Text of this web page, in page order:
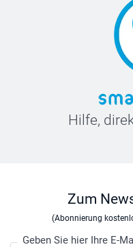
Hilfe,
Zum
(Abonnierung
Geben Sie hier Ihre E-